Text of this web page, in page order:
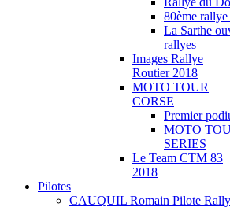
80ème
La Sarthe
rallyes
Images Rallye
Routier 2018
MOTO TOUR
CORSE
Premier
MOTO
SERIES
Le Team CTM 83
2018
Pilotes
CAUQUIL Romain Pilote